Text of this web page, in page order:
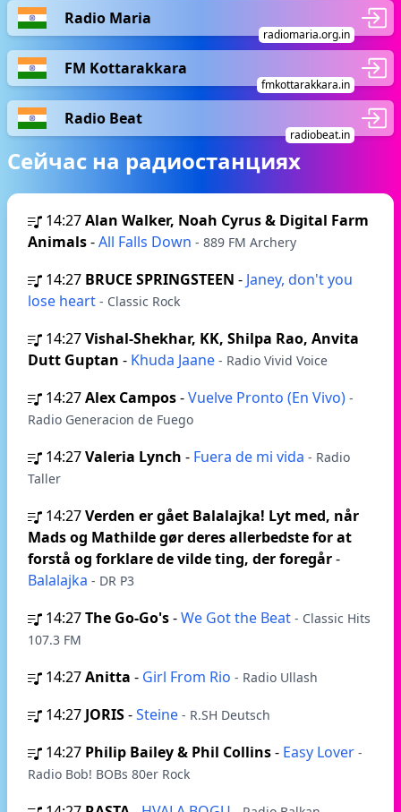
Radio Maria
radiomaria.org.in
FM Kottarakkara
fmkottarakkara.in
Radio Beat
radiobeat.in
Сейчас на радиостанциях
14:27Alan Walker, Noah Cyrus & Digital Farm
Animals-All Falls Down - 889 FM Archery
14:27 BRUCE SPRINGSTEEN - Janey, don't you
lose heart - Classic Rock
14:27Vishal-Shekhar, KK, Shilpa Rao, Anvita
Dutt Guptan - Khuda Jaane - Radio Vivid Voice
14:27Alex Campos-Vuelve Pronto (En Vivo) -
Radio Generacion de Fuego
14:27Valeria Lynch - Fuera de mi vida - Radio
Taller
14:27Verden er gået Balalajka! Lyt med, når
Mads og Mathilde gør deres allerbedste for at
forstå og forklare de vilde ting, der foregår-
Balalajka - DR P3
14:27The Go-Go's-We Got the Beat - Classic Hits
107.3 FM
14:27Anitta - Girl From Rio - Radio Ullash
14:27 JORIS-Steine - R.SH Deutsch
14:27 Philip Bailey & Phil Collins- Easy Lover -
Radio Bob! BOBs 80er Rock